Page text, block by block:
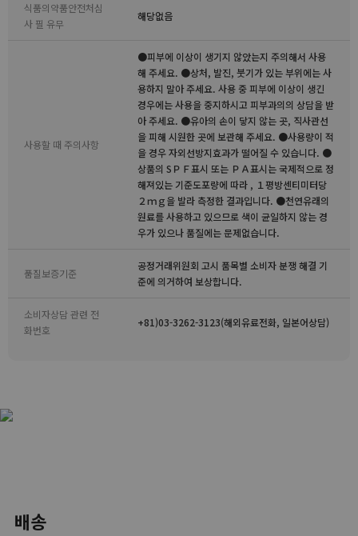
식품의약품안전처심
사 필 유무
해당없음
사용할 때 주의사항
●피부에 이상이 생기지 않았는지 주의해서 사용
해 주세요. ●상처, 발진, 붓기가 있는 부위에는 사
용하지 말아 주세요. 사용 중 피부에 이상이 생긴
경우에는 사용을 중지하시고 피부과의의 상담을 받
아 주세요. ●유아의 손이 닿지 않는 곳, 직사관선
을 피해 시원한 곳에 보관해 주세요. ●사용량이 적
을 경우 자외선방지효과가 떨어질 수 있습니다. ●
상품의 SＰＦ표시 또는 ＰＡ표시는 국제적으로 정
해져있는 기준도포량에 따라 , １평방센티미터당
２ｍｇ을 발라 측정한 결과입니다. ●천연유래의
원료를 사용하고 있으므로 색이 균일하지 않는 경
우가 있으나 품질에는 문제없습니다.
품질보증기준
공정거래위원회 고시 품목별 소비자 분쟁 해결 기
준에 의거하여 보상합니다.
소비자상담 관련 전
화번호
+81)03-3262-3123(해외유료전화, 일본어상담)
배송